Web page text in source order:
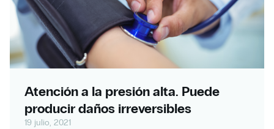
Atención a la presión alta. Puede
producir daños irreversibles
19 julio, 2021